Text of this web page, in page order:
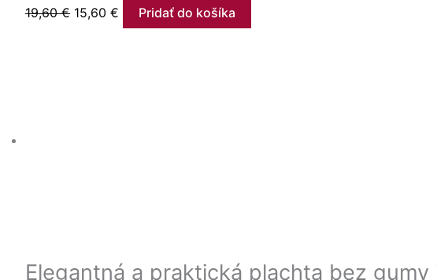
19,60€ 15,60 € Pridať do košíka
Elegantná a praktická plachta bez gumy